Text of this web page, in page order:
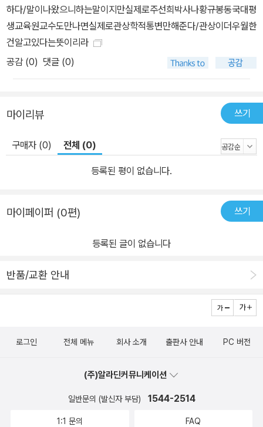
앞으로도 쭉 승승장구할 것임을 예견한다. 미국 대통령 버락 오바마
의 잘생긴 코끝은 경제적으로 신경을 써야 하는 시기에 그가 대통령
이 될 수밖에 없었던 배경을 말해준다. 영화계의 이단아 김기덕 감독
이 제69회 베니스영화제에서 최고작품상인 황금사자상을 탈 수 있었
시대, 인상은 원활한 소통을 돕는 편리한 도구이다 요즘은 두 명이 모
이면 한 명은 관리자이다. 자기 관리는 기본인 세상이므로 모든 사람
이 관리자라고도 할 수 있다. 자기 삶과 일에서 성공하는 관리자가 되
고 싶은 사람들은 인상학을 비켜갈 수 없다. 관리자에게 가장 필요한
하게 하는 좋은 얼굴을 가지기 위해 어떤 마음가짐, 어떤 행동을 취해
야 하는지 알려준다. 책 속 인물들이 보여주는 다양한 인상을 통해 독
자들은 인상의 중요성과 성공하는 인상에 대한 실마리를 찾을 수 있
적으로 자신의 삶을 설계하고 좋은 인상을 만들기 위해 노력한다면
하다/말이나왔으니하는말이지만실제로주선희박사나황규봉동국대평
생교육원교수도만나면실제로관상학적통변만해준다/관상이더우월한
건알고있다는뜻이리라
공감 (0) 댓글 (0)
마이리뷰 쓰기
구매자 (0) 전체 (0)
등록된 평이 없습니다.
마이페이퍼 (0편) 쓰기
등록된 글이 없습니다
반품/교환 안내
로그인 전체 메뉴 회사 소개 출판사 안내 PC 버전
(주)알라딘커뮤니케이션
일반문의 (발신자 부담) 1544-2514
1:1 문의 FAQ